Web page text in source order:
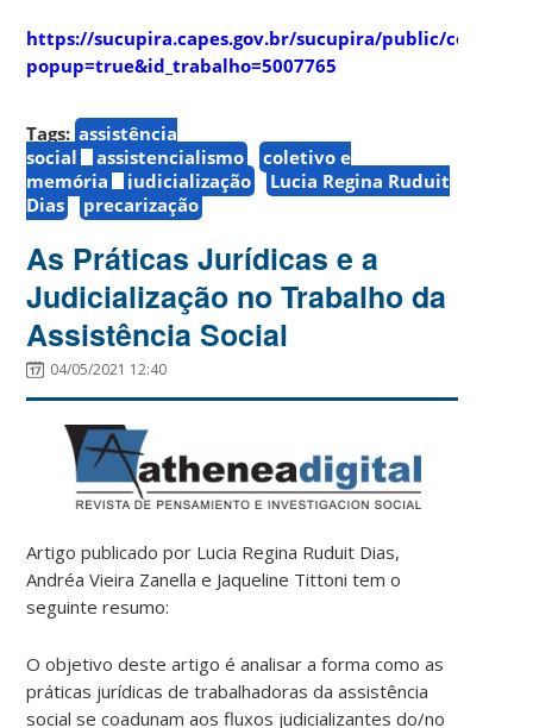
https://sucupira.capes.gov.br/sucupira/public/
popup=true&id_trabalho=5007765
Tags: assistência
social
assistencialismo
coletivo e
memória
judicialização
Lucia Regina Ruduit
Dias
precarização
As Práticas Jurídicas e a
Judicialização no Trabalho da
Assistência Social
04/05/2021 12:40
Artigo publicado por Lucia Regina Ruduit Dias,
Andréa Vieira Zanella e Jaqueline Tittoni tem o
seguinte resumo:
O objetivo deste artigo é analisar a forma como as
práticas jurídicas de trabalhadoras da assistência
social se coadunam aos fluxos judicializantes do/no